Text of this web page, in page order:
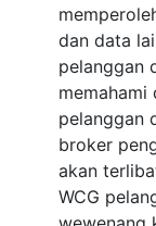
dan data
pelanggan
memahami
pelanggan
broker
akan
WCG